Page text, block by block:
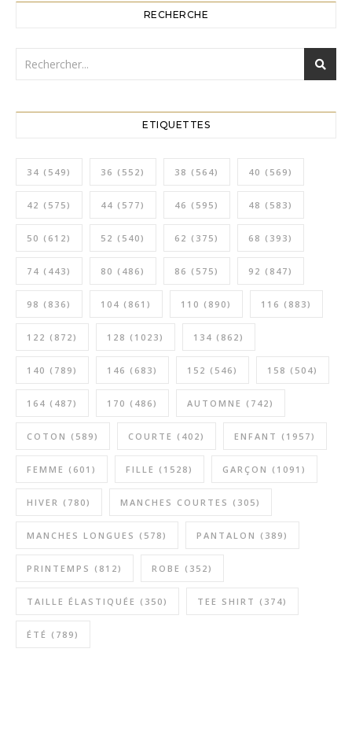
RECHERCHE
ETIQUETTES
34 (549) 36 (552) 38 (564) 40 (569)
42 (575) 44 (577) 46 (595) 48 (583)
50 (612) 52 (540) 62 (375) 68 (393)
74 (443) 80 (486) 86 (575) 92 (847)
98 (836) 104 (861) 110 (890) 116 (883)
122 (872) 128 (1023) 134 (862)
140 (789) 146 (683) 152 (546) 158 (504)
164 (487) 170 (486) AUTOMNE (742)
COTON (589) COURTE (402) ENFANT (1957)
FEMME (601) FILLE (1528) GARÇON (1091)
HIVER (780) MANCHES COURTES (305)
MANCHES LONGUES (578) PANTALON (389)
PRINTEMPS (812) ROBE (352)
TAILLE ÉLASTIQUÉE (350) TEE SHIRT (374)
ÉTÉ (789)